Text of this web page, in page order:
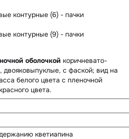
контурные (6) - пачки
контурные (9) - пачки
оболочкой коричневато-
двояковыпуклые, с фаской; вид на
белого цвета с пленочной
цвета.
кветиапина